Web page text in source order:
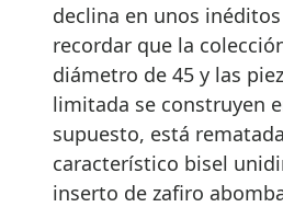
declina en unos
recordar que la
diámetro de 45 y las
limitada se construyen
supuesto, está
característico bisel
inserto de zafiro